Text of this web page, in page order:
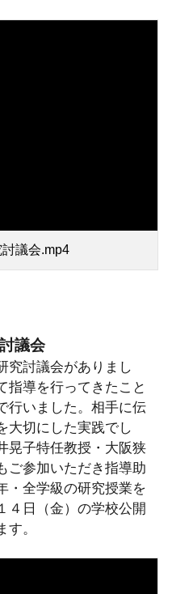
議会.mp4
議会
究討議会がありまし
指導を行ってきたこと
行いました。相手に伝
大切にした実践でし
晃子特任教授・大阪狭
ご参加いただき指導助
・全学級の研究授業を
４日（金）の学校公開
。